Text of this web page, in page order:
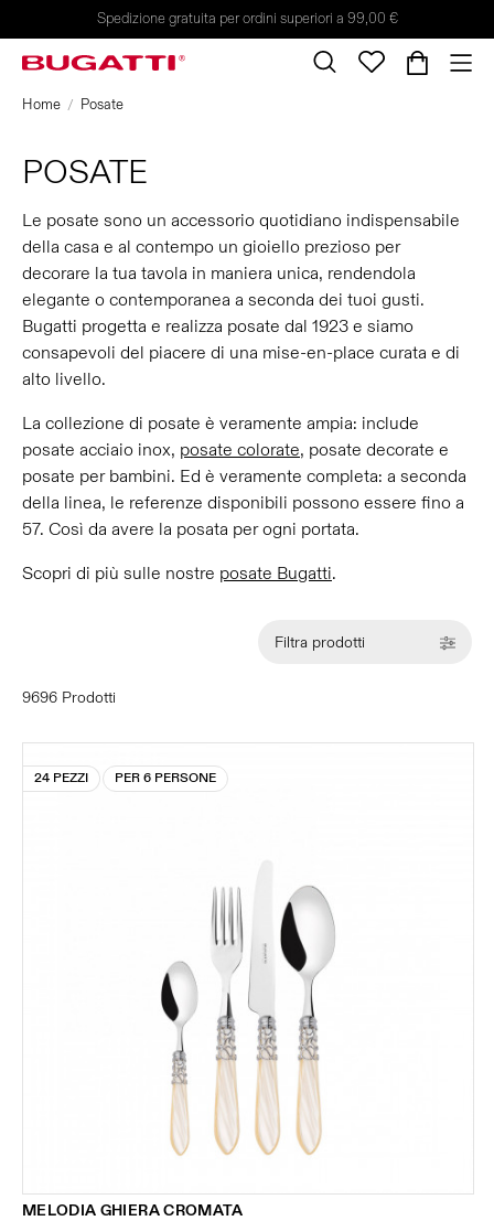
Spedizione gratuita per ordini superiori a 99,00 €
Home Posate
POSATE
Le posate sono un accessorio quotidiano indispensabile
della casa e al contempo un gioiello prezioso per
decorare la tua tavola in maniera unica, rendendola
elegante o contemporanea a seconda dei tuoi gusti.
Bugatti progetta e realizza posate dal 1923 e siamo
consapevoli del piacere di una mise-en-place curata e di
alto livello.
La collezione di posate è veramente ampia: include
posate acciaio inox, posate colorate, posate decorate e
posate per bambini. Ed è veramente completa: a seconda
della linea, le referenze disponibili possono essere fino a
57. Così da avere la posata per ogni portata.
Scopri di più sulle nostre posate Bugatti.
Filtra prodotti
9696 Prodotti
24 PEZZI PER 6 PERSONE
MELODIA GHIERA CROMATA